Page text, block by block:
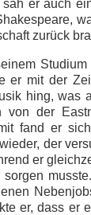
er auch
zurück
er mit der
hing, was
von der
fand er
der
er
er, dass er